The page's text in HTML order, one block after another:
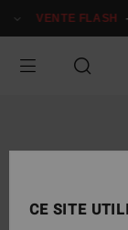
VENTE FLASH
CE SITE